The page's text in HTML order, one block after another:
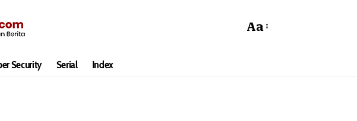
Aa
Security Serial Index